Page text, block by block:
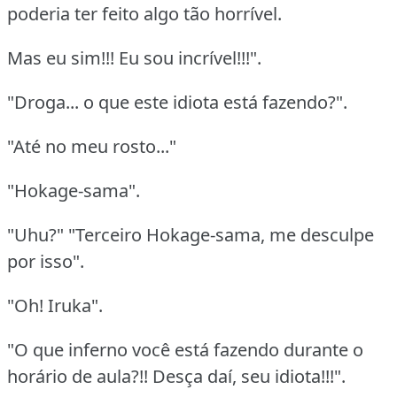
poderia ter feito algo tão horrível.
Mas eu sim!!! Eu sou incrível!!!".
"Droga... o que este idiota está fazendo?".
"Até no meu rosto..."
"Hokage-sama".
"Uhu?" "Terceiro Hokage-sama, me desculpe
por isso".
"Oh! Iruka".
"O que inferno você está fazendo durante o
horário de aula?!! Desça daí, seu idiota!!!".